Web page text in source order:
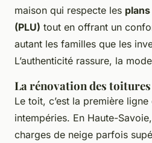
maison qui respecte les
(PLU) tout en offrant un
autant les familles que les
L’authenticité rassure, la
La rénovation des
Le toit, c’est la première
intempéries. En Haute-
charges de neige parfois